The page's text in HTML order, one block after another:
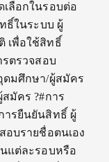
ลือกในรอบต่อ
ธิ์ในระบบ ผู้
เพื่อใช้สิทธิ์
รตรวจสอบ
ดมศึกษา/ผู้สมัคร
มัคร ?#การ
ารยืนยันสิทธิ์ ผู้
อบรายชื่อตนเอง
แต่ละรอบหรือ